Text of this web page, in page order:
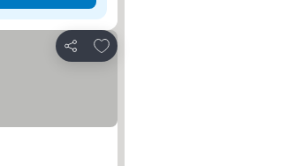
Partilhar
Adicionar aos favoritos